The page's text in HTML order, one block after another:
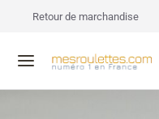
Retour de marchandise